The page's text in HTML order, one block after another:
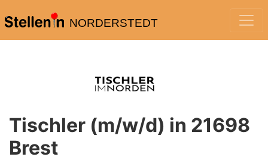
NORDERSTEDT
Tischler (m/w/d) in 21698
Brest